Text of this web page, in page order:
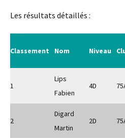
Les résultats détaillés :
Classement Nom Niveau
1
Lips
Fabien
4D
2
Digard
Martin
2D